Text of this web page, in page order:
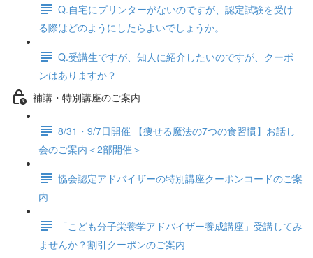
Q.自宅にプリンターがないのですが、認定試験を受け
る際はどのようにしたらよいでしょうか。
Q.受講生ですが、知人に紹介したいのですが、クーポ
ンはありますか？
補講・特別講座のご案内
8/31・9/7日開催 【痩せる魔法の7つの食習慣】お話し
会のご案内＜2部開催＞
協会認定アドバイザーの特別講座クーポンコードのご案
内
「こども分子栄養学アドバイザー養成講座」受講してみ
ませんか？割引クーポンのご案内